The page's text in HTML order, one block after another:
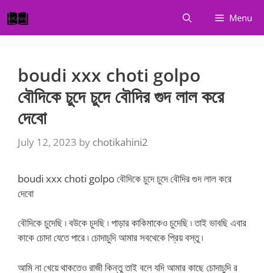
to
content
Menu
boudi xxx choti golpo
বৌদিকে চুদে চুদে বৌদির গুদ লাল করে
দেবো
July 12, 2023 by chotikahini2
boudi xxx choti golpo বৌদিকে চুদে চুদে বৌদির গুদ লাল করে
দেবো
বৌদিকে চুদেছি ৷ বউকে চুদছি ৷ পাড়ার কাকিমাকেও চুদেছি ৷ তাই ভাবছি এবার
কাকে চোদা যেতে পারে ৷ চোদাচুদি আমার সবথেকে প্রিয় বস্তু ৷
আমি না খেয়ে থাকতেও রাজী কিন্তু তাই বলে যদি আমার কাছে চোদাচুদি র